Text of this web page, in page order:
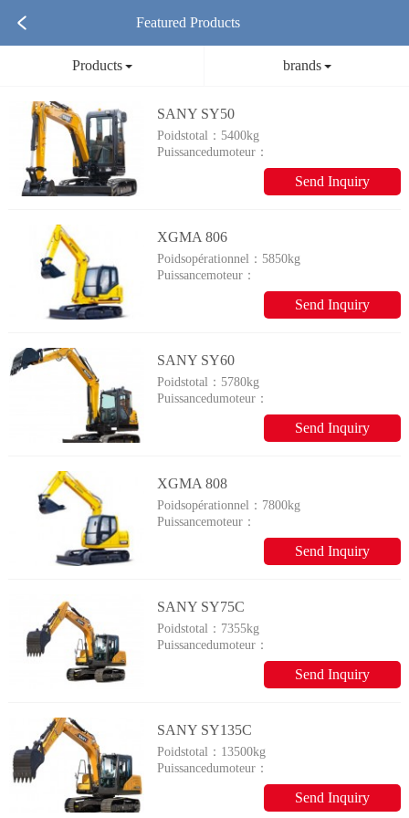
Featured Products
Products brands
SANY SY50
Poidstotal： 5400kg
Puissancedumoteur：
Send Inquiry
XGMA 806
Poidsopérationnel： 5850kg
Puissancemoteur：
Send Inquiry
SANY SY60
Poidstotal： 5780kg
Puissancedumoteur：
Send Inquiry
XGMA 808
Poidsopérationnel： 7800kg
Puissancemoteur：
Send Inquiry
SANY SY75C
Poidstotal： 7355kg
Puissancedumoteur：
Send Inquiry
SANY SY135C
Poidstotal： 13500kg
Puissancedumoteur：
Send Inquiry